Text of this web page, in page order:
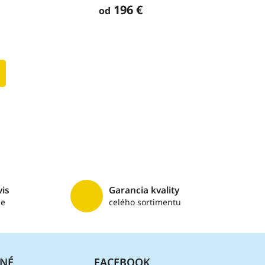
od 196 €
Garancia kvality
celého sortimentu
FACEBOOK